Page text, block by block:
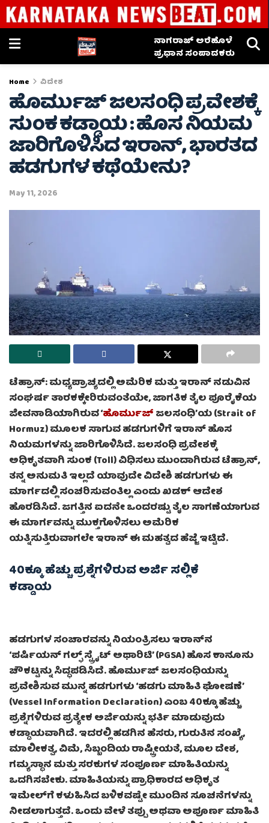
ನಾಗರಾಜ್ ಅರೆಹೊಳೆ
ಪ್ರಧಾನ ಸಂಪಾದಕರು
Home ವಿದೇಶ
ಹೊರ್ಮುಜ್ ಜಲಸಂಧಿ ಪ್ರವೇಶಕ್ಕೆ
ಸುಂಕ ಕಡ್ಡಾಯ : ಹೊಸ ನಿಯಮ
ಜಾರಿಗೊಳಿಸಿದ ಇರಾನ್, ಭಾರತದ
ಹಡಗುಗಳ ಕಥೆಯೇನು?
May 11, 2026
ಟೆಹ್ರಾನ್: ಮಧ್ಯಪ್ರಾಚ್ಯದಲ್ಲಿ ಅಮೆರಿಕ ಮತ್ತು ಇರಾನ್ ನಡುವಿನ
ಸಂಘರ್ಷ ತಾರಕಕ್ಕೇರಿರುವಂತೆಯೇ, ಜಾಗತಿಕ ತೈಲ ಪೂರೈಕೆಯ
ಜೀವನಾಡಿಯಾಗಿರುವ ‘ಹೊರ್ಮುಜ್ಜಲಸಂಧಿ’ಯ (Strait of
Hormuz) ಮೂಲಕ ಸಾಗುವ ಹಡಗುಗಳಿಗೆ ಇರಾನ್ ಹೊಸ
ನಿಯಮಗಳನ್ನು ಜಾರಿಗೊಳಿಸಿದೆ. ಜಲಸಂಧಿ ಪ್ರವೇಶಕ್ಕೆ
ಅಧಿಕೃತವಾಗಿ ಸುಂಕ (Toll) ವಿಧಿಸಲು ಮುಂದಾಗಿರುವ ಟೆಹ್ರಾನ್,
ತನ್ನ ಅನುಮತಿ ಇಲ್ಲದೆ ಯಾವುದೇ ವಿದೇಶಿ ಹಡಗುಗಳು ಈ
ಮಾರ್ಗದಲ್ಲಿ ಸಂಚರಿಸುವಂತಿಲ್ಲ ಎಂದು ಖಡಕ್ ಆದೇಶ
ಹೊರಡಿಸಿದೆ. ಜಗತ್ತಿನ ಐದನೇ ಒಂದರಷ್ಟು ತೈಲ ಸಾಗಣೆಯಾಗುವ
ಈ ಮಾರ್ಗವನ್ನು ಮುಕ್ತಗೊಳಿಸಲು ಅಮೆರಿಕ
ಯತ್ನಿಸುತ್ತಿರುವಾಗಲೇ ಇರಾನ್ ಈ ಮಹತ್ವದ ಹೆಜ್ಜೆ ಇಟ್ಟಿದೆ.
40ಕ್ಕೂ ಹೆಚ್ಚು ಪ್ರಶ್ನೆಗಳಿರುವ ಅರ್ಜಿ ಸಲ್ಲಿಕೆ
ಕಡ್ಡಾಯ
ಹಡಗುಗಳ ಸಂಚಾರವನ್ನು ನಿಯಂತ್ರಿಸಲು ಇರಾನ್‌ನ
‘ಪರ್ಷಿಯನ್ ಗಲ್ಫ್ ಸ್ಟ್ರೈಟ್ ಅಥಾರಿಟಿ’ (PGSA) ಹೊಸ ಕಾನೂನು
ಚೌಕಟ್ಟನ್ನು ಸಿದ್ಧಪಡಿಸಿದೆ. ಹೊರ್ಮುಜ್ ಜಲಸಂಧಿಯನ್ನು
ಪ್ರವೇಶಿಸುವ ಮುನ್ನ ಹಡಗುಗಳು ‘ಹಡಗು ಮಾಹಿತಿ ಘೋಷಣೆ’
(Vessel Information Declaration) ಎಂಬ 40ಕ್ಕೂ ಹೆಚ್ಚು
ಪ್ರಶ್ನೆಗಳಿರುವ ಪ್ರತ್ಯೇಕ ಅರ್ಜಿಯನ್ನು ಭರ್ತಿ ಮಾಡುವುದು
ಕಡ್ಡಾಯವಾಗಿದೆ. ಇದರಲ್ಲಿ ಹಡಗಿನ ಹೆಸರು, ಗುರುತಿನ ಸಂಖ್ಯೆ,
ಮಾಲೀಕತ್ವ, ವಿಮೆ, ಸಿಬ್ಬಂದಿಯ ರಾಷ್ಟ್ರೀಯತೆ, ಮೂಲ ದೇಶ,
ಗಮ್ಯಸ್ಥಾನ ಮತ್ತು ಸರಕುಗಳ ಸಂಪೂರ್ಣ ಮಾಹಿತಿಯನ್ನು
ಒದಗಿಸಬೇಕು. ಮಾಹಿತಿಯನ್ನು ಪ್ರಾಧಿಕಾರದ ಅಧಿಕೃತ
ಇಮೇಲ್‌ಗೆ ಕಳುಹಿಸಿದ ಬಳಿಕವಷ್ಟೇ ಮುಂದಿನ ಸೂಚನೆಗಳನ್ನು
ನೀಡಲಾಗುತ್ತದೆ. ಒಂದು ವೇಳೆ ತಪ್ಪು ಅಥವಾ ಅಪೂರ್ಣ ಮಾಹಿತಿ